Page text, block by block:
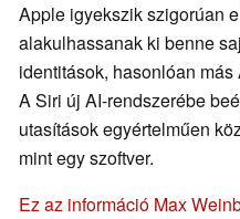
Apple igyekszik szigorúan
alakulhassanak ki benne
identitások, hasonlóan
A Siri új AI-rendszerébe
utasítások egyértelműen
mint egy szoftver.
Ez az információ Max